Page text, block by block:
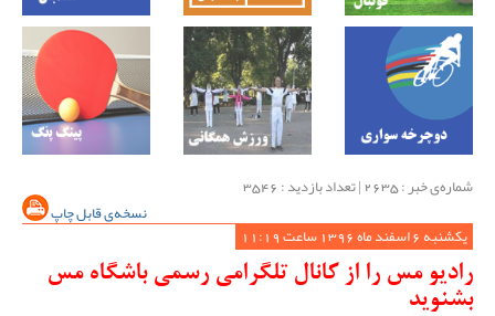
شماره‌ی خبر : ‌2635 | تعداد بازدید : 3546
نسخه‌ی قابل چاپ
یکشنبه 6 اسفند ماه 1396 ساعت 11:19
رادیو مس را از کانال تلگرامی رسمی باشگاه مس
بشنوید